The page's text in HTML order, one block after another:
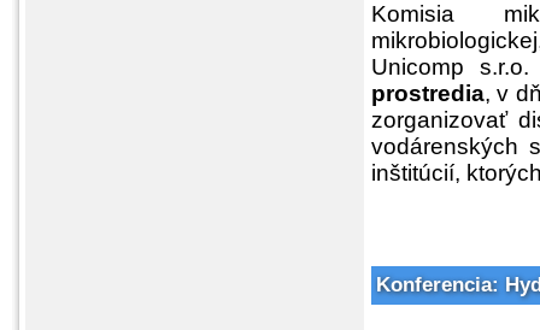
Komisia
Unicomp
prostredia, v
zorganizovať
vodárenských
inštitúcií,
Konferencia: